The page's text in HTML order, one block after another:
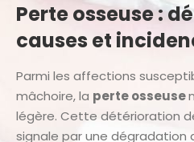
Perte osseuse :
causes et
Parmi les affections
mâchoire, la perte osseuse
légère. Cette détérioration
signale par une dégradation